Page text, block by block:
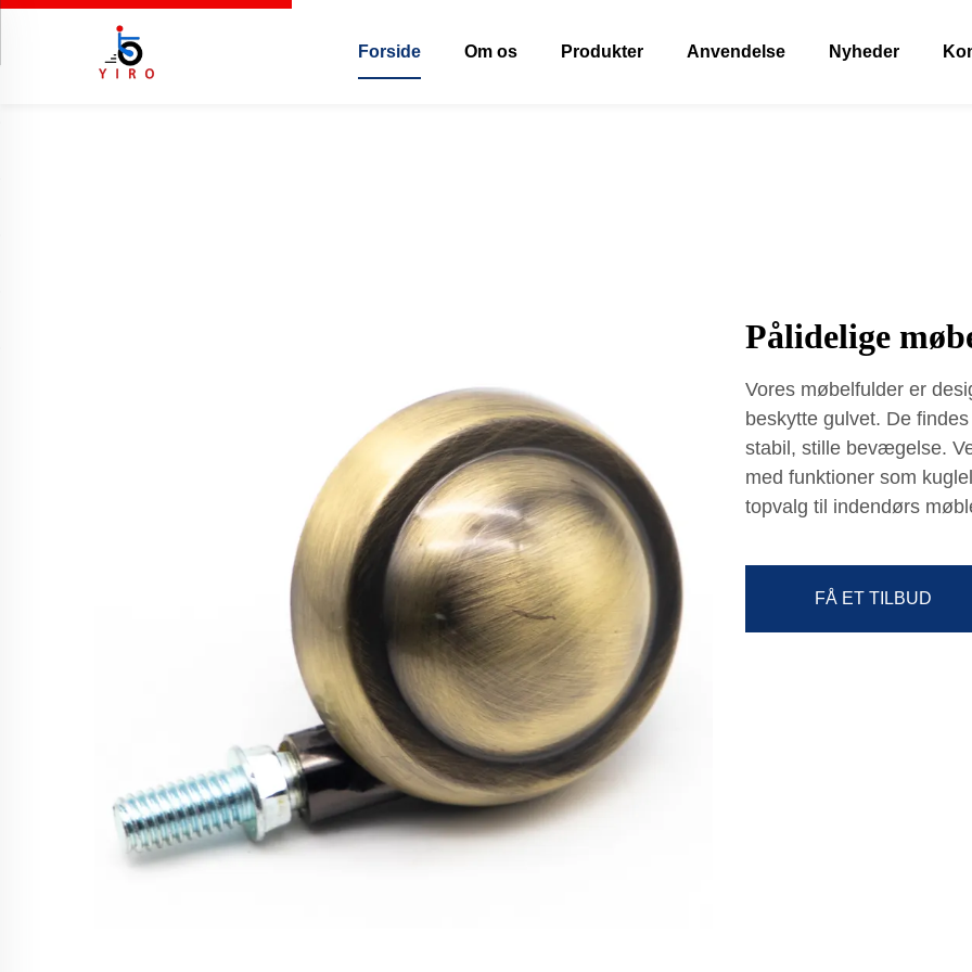
Forside Om os Produkter Anvendelse Nyheder
Pålidelige
Vores møbelfulder er
beskytte gulvet. De
stabil, stille bevægelse.
med funktioner som
topvalg til indendørs
FÅ ET TILBUD